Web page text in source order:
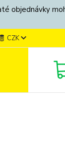
objednávky
CZK